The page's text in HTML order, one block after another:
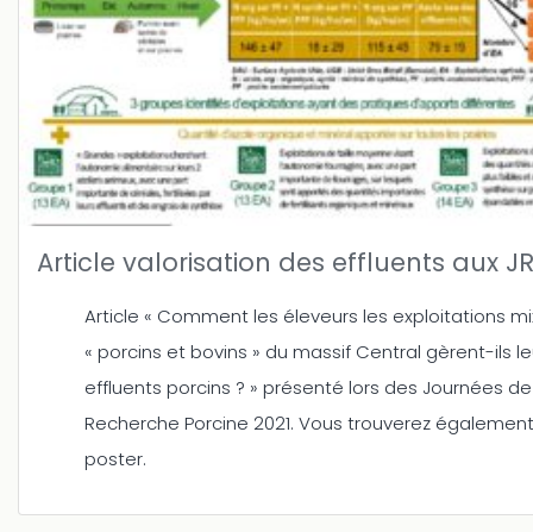
Article valorisation des effluents aux
Article « Comment les éleveurs les exploitations
« porcins et bovins » du massif Central gèrent-ils
effluents porcins ? » présenté lors des Journées
Recherche Porcine 2021. Vous trouverez
poster.